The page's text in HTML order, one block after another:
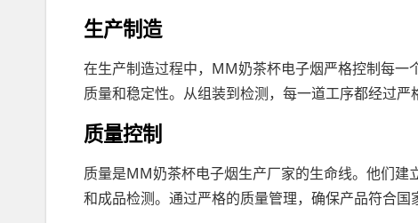
生产制造
在生产制造过程中，MM奶茶杯电子烟严格控制每
质量和稳定性。从组装到检测，每一道工序都经过严
质量控制
质量是MM奶茶杯电子烟生产厂家的生命线。他们
和成品检测。通过严格的质量管理，确保产品符合国